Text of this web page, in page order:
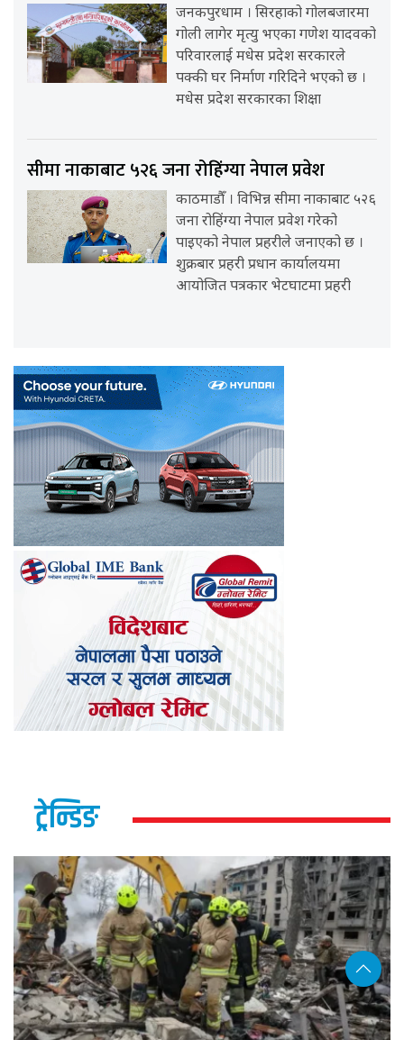
जनकपुरधाम । सिरहाको गोलबजारमा
गोली लागेर मृत्यु भएका गणेश यादवको
परिवारलाई मधेस प्रदेश सरकारले
पक्की घर निर्माण गरिदिने भएको छ ।
मधेस प्रदेश सरकारका शिक्षा
सीमा नाकाबाट ५२६ जना रोहिंग्या नेपाल प्रवेश
काठमाडौँ । विभिन्न सीमा नाकाबाट ५२६
जना रोहिंग्या नेपाल प्रवेश गरेको
पाइएको नेपाल प्रहरीले जनाएको छ ।
शुक्रबार प्रहरी प्रधान कार्यालयमा
आयोजित पत्रकार भेटघाटमा प्रहरी
ट्रेन्डिङ